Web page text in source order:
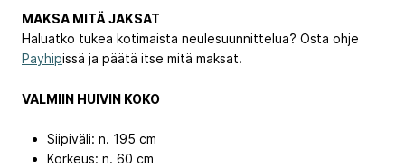
MAKSA MITÄ JAKSAT
Haluatko tukea kotimaista neulesuunnittelua? Osta ohje
Payhipissä ja päätä itse mitä maksat.
VALMIIN HUIVIN KOKO
Siipiväli: n. 195 cm
Korkeus: n. 60 cm